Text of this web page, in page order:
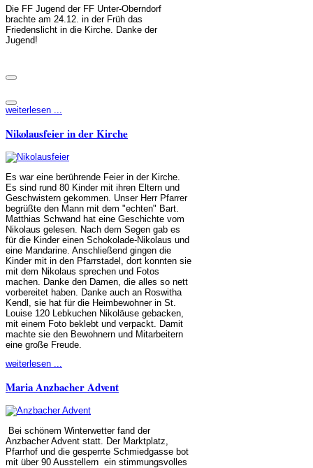
Die FF Jugend der FF Unter-Oberndorf
brachte am 24.12. in der Früh das
Friedenslicht in die Kirche. Danke der
Jugend!
weiterlesen ...
Nikolausfeier in der Kirche
Es war eine berührende Feier in der Kirche.
Es sind rund 80 Kinder mit ihren Eltern und
Geschwistern gekommen. Unser Herr Pfarrer
begrüßte den Mann mit dem "echten" Bart.
Matthias Schwand hat eine Geschichte vom
Nikolaus gelesen. Nach dem Segen gab es
für die Kinder einen Schokolade-Nikolaus und
eine Mandarine. Anschließend gingen die
Kinder mit in den Pfarrstadel, dort konnten sie
mit dem Nikolaus sprechen und Fotos
machen. Danke den Damen, die alles so nett
vorbereitet haben. Danke auch an Roswitha
Kendl, sie hat für die Heimbewohner in St.
Louise 120 Lebkuchen Nikoläuse gebacken,
mit einem Foto beklebt und verpackt. Damit
machte sie den Bewohnern und Mitarbeitern
eine große Freude.
weiterlesen ...
Maria Anzbacher Advent
Bei schönem Winterwetter fand der
Anzbacher Advent statt. Der Marktplatz,
Pfarrhof und die gesperrte Schmiedgasse bot
mit über 90 Ausstellern ein stimmungsvolles